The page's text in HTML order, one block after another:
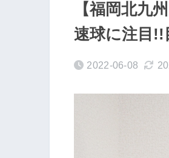
【福岡北九
速球に注目!!
2022-06-08